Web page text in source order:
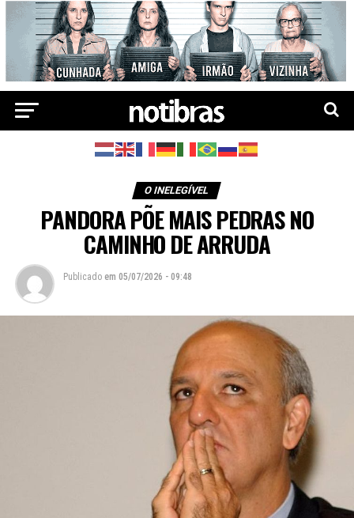
O INELEGÍVEL
PANDORA PÕE MAIS PEDRAS NO
CAMINHO DE ARRUDA
Publicado em 05/07/2026 - 09:48